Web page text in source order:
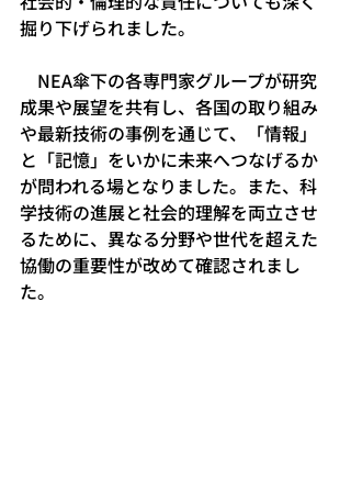
掘り下げられました。
NEA傘下の各専門家グループが研究
成果や展望を共有し、各国の取り組み
や最新技術の事例を通じて、「情報」
と「記憶」をいかに未来へつなげるか
が問われる場となりました。また、科
学技術の進展と社会的理解を両立させ
るために、異なる分野や世代を超えた
協働の重要性が改めて確認されまし
た。